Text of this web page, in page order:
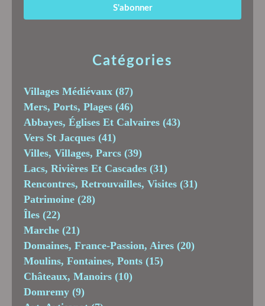
Catégories
Villages Médiévaux (87)
Mers, Ports, Plages (46)
Abbayes, Églises Et Calvaires (43)
Vers St Jacques (41)
Villes, Villages, Parcs (39)
Lacs, Rivières Et Cascades (31)
Rencontres, Retrouvailles, Visites (31)
Patrimoine (28)
Îles (22)
Marche (21)
Domaines, France-Passion, Aires (20)
Moulins, Fontaines, Ponts (15)
Châteaux, Manoirs (10)
Domremy (9)